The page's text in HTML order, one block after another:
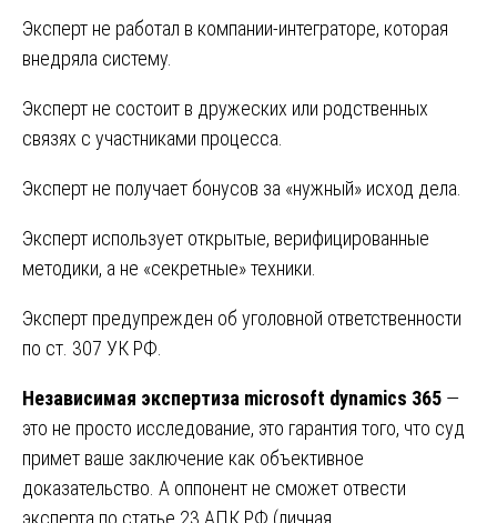
Эксперт не работал в компании-интеграторе, которая
внедряла систему.
Эксперт не состоит в дружеских или родственных
связях с участниками процесса.
Эксперт не получает бонусов за «нужный» исход дела.
Эксперт использует открытые, верифицированные
методики, а не «секретные» техники.
Эксперт предупрежден об уголовной ответственности
по ст. 307 УК РФ.
Независимая экспертиза microsoft dynamics 365 —
это не просто исследование, это гарантия того, что суд
примет ваше заключение как объективное
доказательство. А оппонент не сможет отвести
эксперта по статье 23 АПК РФ (личная